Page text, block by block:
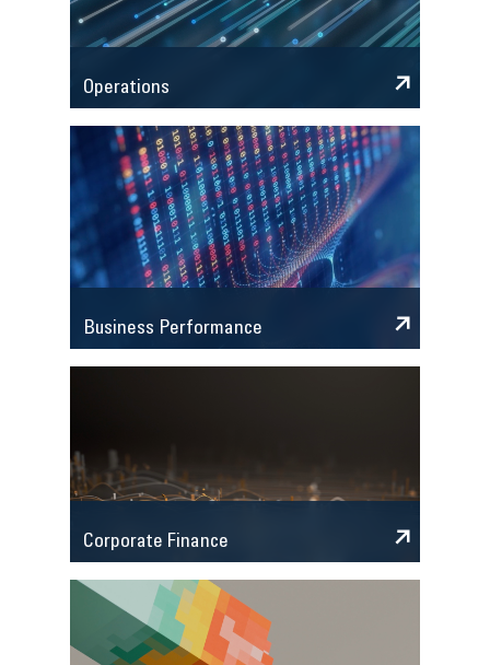
Operations
Business Performance
Corporate Finance